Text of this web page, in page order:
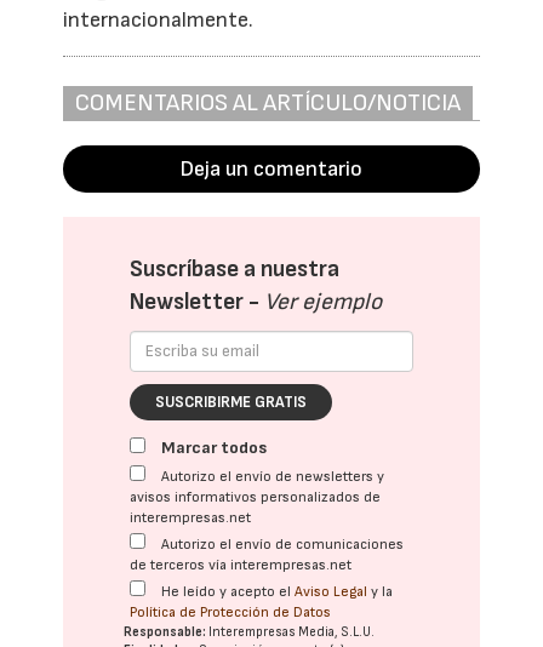
internacionalmente.
COMENTARIOS AL ARTÍCULO/NOTICIA
Deja un comentario
Suscríbase a nuestra
Newsletter - Ver ejemplo
SUSCRIBIRME GRATIS
Marcar todos
Autorizo el envío de newsletters y
avisos informativos personalizados de
interempresas.net
Autorizo el envío de comunicaciones
de terceros vía interempresas.net
He leído y acepto elAviso Legal y la
Política de Protección de Datos
Responsable: Interempresas Media, S.L.U.